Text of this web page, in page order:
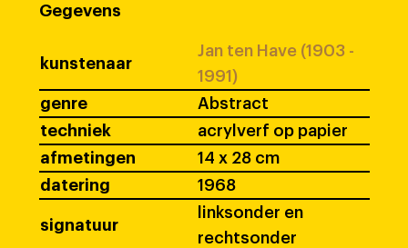
Gegevens
kunstenaar
Jan ten Have (1903 -
1991)
genre
Abstract
techniek
acrylverf op papier
afmetingen
14 x 28 cm
datering
1968
signatuur
linksonder en
rechtsonder